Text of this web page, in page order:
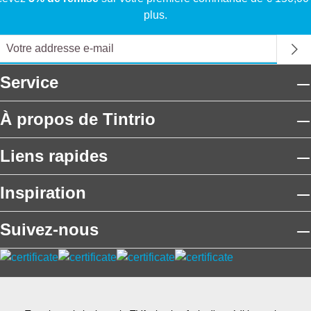
plus.
Service
À propos de Tintrio
Liens rapides
Inspiration
Suivez-nous